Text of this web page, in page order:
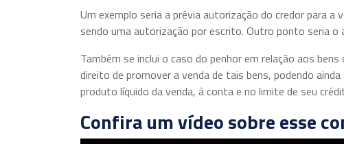
Um exemplo seria a prévia autorização do credor para a
sendo uma autorização por escrito. Outro ponto seria
Também se inclui o caso do penhor em relação aos
direito de promover a venda de tais bens, podendo
produto líquido da venda, à conta e no limite de seu
Confira um vídeo sobre esse